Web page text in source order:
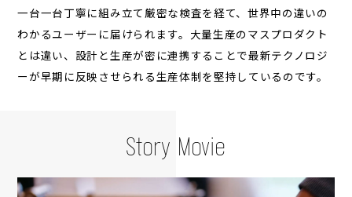
一台一台丁寧に組み立て厳密な検査を経て、世界中の違いの
わかるユーザーに届けられます。大量生産のマスプロダクト
とは違い、設計と生産が密に連携することで最新テクノロジ
ーが早期に反映させられる生産体制を堅持しているのです。
Story Movie